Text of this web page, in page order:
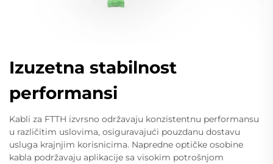
Izuzetna stabilnost
performansi
Kabli za FTTH izvrsno održavaju konzistentnu performansu
u različitim uslovima, osiguravajući pouzdanu dostavu
usluga krajnjim korisnicima. Napredne optičke osobine
kabla podržavaju aplikacije sa visokim potrošnjom